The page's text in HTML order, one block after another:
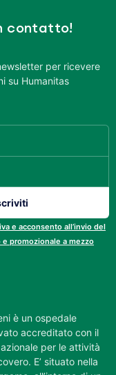
contatto!
per ricevere
su Humanitas
e acconsento all’invio del
promozionale a mezzo
è un ospedale
accreditato con il
per le attività
E’ situato nella